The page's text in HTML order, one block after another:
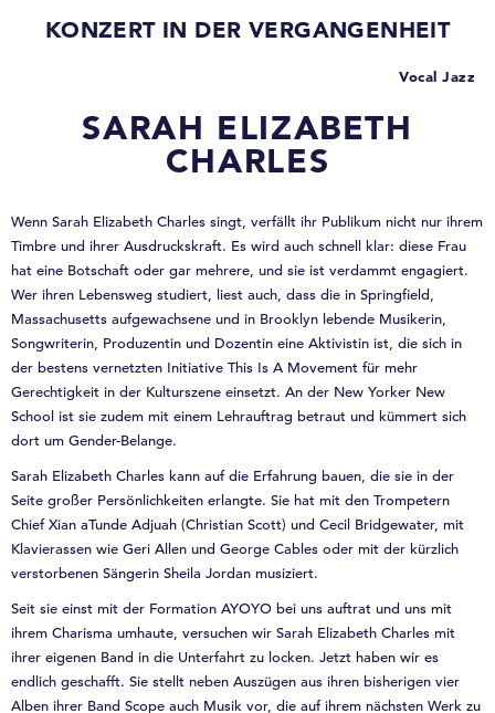
KONZERT IN DER VERGANGENHEIT
Vocal Jazz
SARAH ELIZABETH
CHARLES
Wenn Sarah Elizabeth Charles singt, verfällt ihr Publikum nicht nur ihrem
Timbre und ihrer Ausdruckskraft. Es wird auch schnell klar: diese Frau
hat eine Botschaft oder gar mehrere, und sie ist verdammt engagiert.
Wer ihren Lebensweg studiert, liest auch, dass die in Springfield,
Massachusetts aufgewachsene und in Brooklyn lebende Musikerin,
Songwriterin, Produzentin und Dozentin eine Aktivistin ist, die sich in
der bestens vernetzten Initiative This Is A Movement für mehr
Gerechtigkeit in der Kulturszene einsetzt. An der New Yorker New
School ist sie zudem mit einem Lehrauftrag betraut und kümmert sich
dort um Gender-Belange.
Sarah Elizabeth Charles kann auf die Erfahrung bauen, die sie in der
Seite großer Persönlichkeiten erlangte. Sie hat mit den Trompetern
Chief Xian aTunde Adjuah (Christian Scott) und Cecil Bridgewater, mit
Klavierassen wie Geri Allen und George Cables oder mit der kürzlich
verstorbenen Sängerin Sheila Jordan musiziert.
Seit sie einst mit der Formation AYOYO bei uns auftrat und uns mit
ihrem Charisma umhaute, versuchen wir Sarah Elizabeth Charles mit
ihrer eigenen Band in die Unterfahrt zu locken. Jetzt haben wir es
endlich geschafft. Sie stellt neben Auszügen aus ihren bisherigen vier
Alben ihrer Band Scope auch Musik vor, die auf ihrem nächsten Werk zu